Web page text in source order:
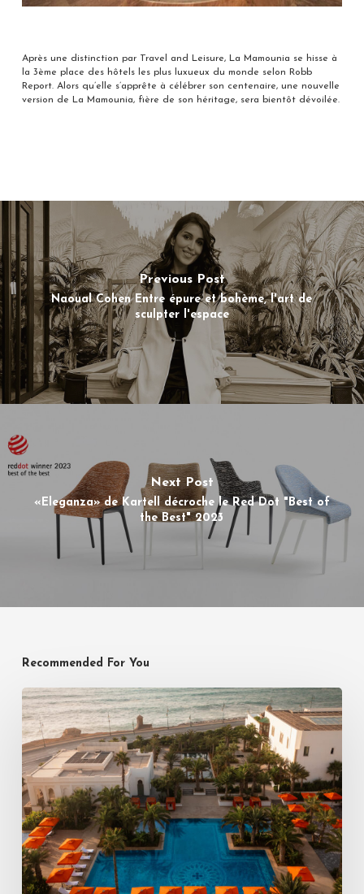
Après une distinction par Travel and Leisure, La Mamounia se hisse à
la 3ème place des hôtels les plus luxueux du monde selon Robb
Report. Alors qu’elle s’apprête à célébrer son centenaire, une nouvelle
version de La Mamounia, fière de son héritage, sera bientôt dévoilée.
Previous Post
Naoual Cohen Entre épure et bohème, l'art de
sculpter l'espace
Next Post
«Eleganza» de Kartell décroche le Red Dot "Best of
the Best" 2023
Recommended For You